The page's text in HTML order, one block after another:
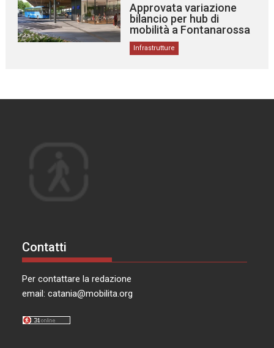
Approvata variazione
bilancio per hub di
mobilità a Fontanarossa
Infrastrutture
Contatti
Per contattare la redazione
email:catania@mobilita.org